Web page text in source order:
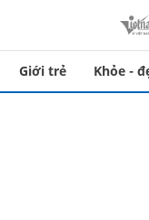
Giới trẻ Khỏe -